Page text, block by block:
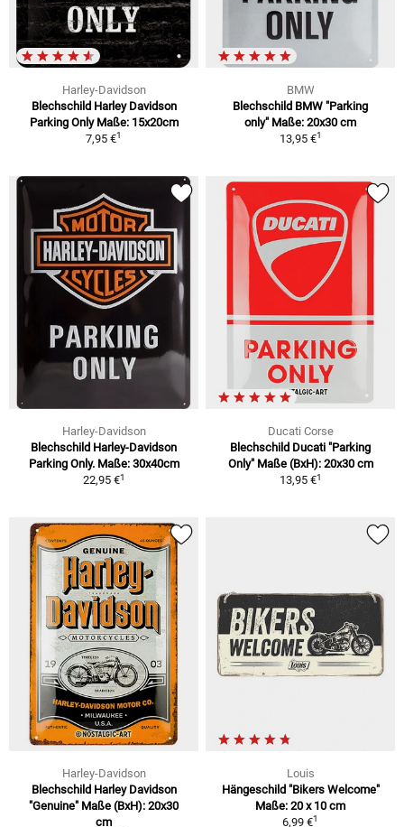
Harley-Davidson
Blechschild Harley Davidson
Parking Only Maße: 15x20cm
7,95 €1
BMW
Blechschild BMW "Parking
only" Maße: 20x30 cm
13,95 €1
Harley-Davidson
Blechschild Harley-Davidson
Parking Only. Maße: 30x40cm
22,95 €1
Ducati Corse
Blechschild Ducati "Parking
Only" Maße (BxH): 20x30 cm
13,95 €1
Harley-Davidson
Blechschild Harley Davidson
"Genuine" Maße (BxH): 20x30
cm
Louis
Hängeschild "Bikers Welcome"
Maße: 20 x 10 cm
6,99 €1